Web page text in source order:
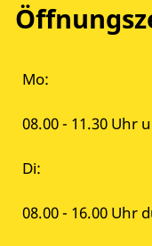
Mo:
08.00 - 11.30 Uhr
Di:
08.00 - 16.00 Uhr